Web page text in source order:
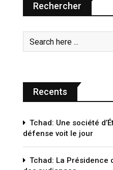
Rechercher
Recents
Tchad: Une société
défense voit le jour
Tchad: La Présidence